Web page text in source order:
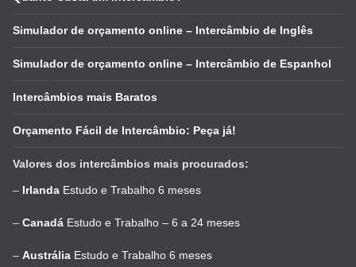
Simulador de orçamento online – Intercâmbio de Inglês
Simulador de orçamento online – Intercâmbio de Espanhol
Intercâmbios mais Baratos
Orçamento Fácil de Intercâmbio: Peça já!
Valores dos intercâmbios mais procurados:
– Irlanda Estudo e Trabalho 6 meses
– Canadá Estudo e Trabalho – 6 a 24 meses
– Austrália Estudo e Trabalho 6 meses